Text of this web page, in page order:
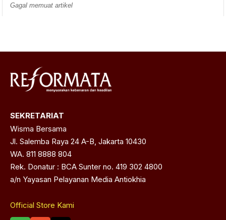
Gagal memuat artikel
SEKRETARIAT
Wisma Bersama
Jl. Salemba Raya 24 A-B, Jakarta 10430
WA. 811 8888 804
Rek. Donatur : BCA Sunter no. 419 302 4800
a/n Yayasan Pelayanan Media Antiokhia
Official Store Kami